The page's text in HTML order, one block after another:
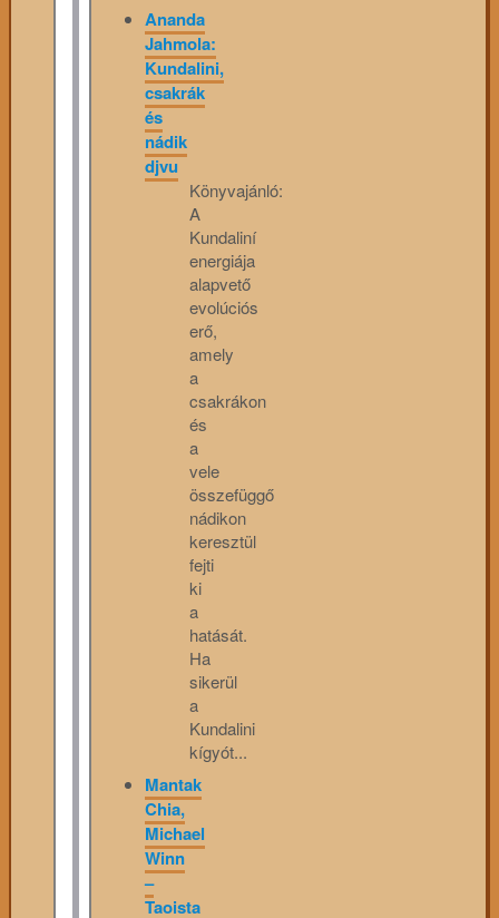
Ananda
Jahmola:
Kundalini,
csakrák
és
nádik
djvu
Könyvajánló:
A
Kundaliní
energiája
alapvető
evolúciós
erő,
amely
a
csakrákon
és
a
vele
összefüggő
nádikon
keresztül
fejti
ki
a
hatását.
Ha
sikerül
a
Kundalini
kígyót...
Mantak
Chia,
Michael
Winn
–
Taoista